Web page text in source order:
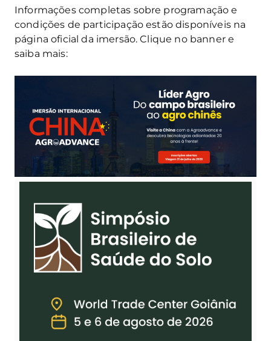
Informações completas sobre programação e
condições de participação estão disponíveis na
página oficial da imersão. Clique no banner e
saiba mais: